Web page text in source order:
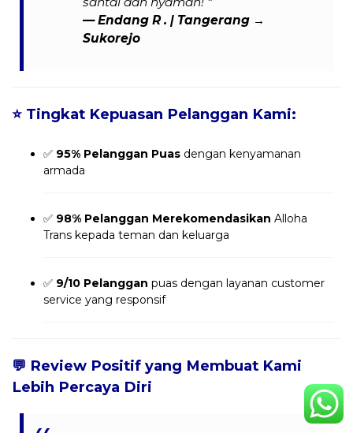
— Endang R . | Tangerang →
Sukorejo
⭐ Tingkat Kepuasan Pelanggan Kami:
✅ 95% Pelanggan Puas dengan kenyamanan
armada
✅ 98% Pelanggan Merekomendasikan Alloha
Trans kepada teman dan keluarga
✅ 9/10 Pelanggan puas dengan layanan customer
service yang responsif
💬 Review Positif yang Membuat Kami
Lebih Percaya Diri